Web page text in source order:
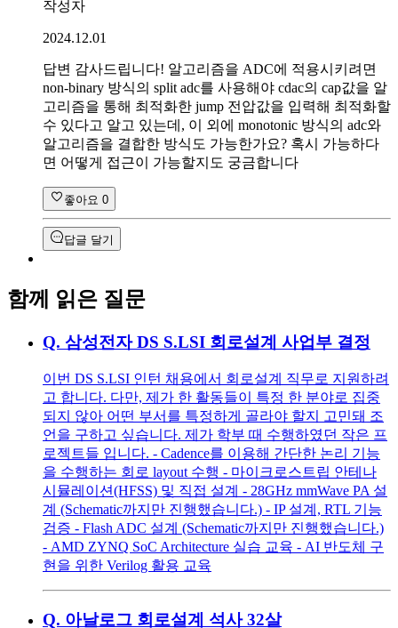
작성자
2024.12.01
답변 감사드립니다! 알고리즘을 ADC에 적용시키려면
non-binary 방식의 split adc를 사용해야 cdac의 cap값을 알
고리즘을 통해 최적화한 jump 전압값을 입력해 최적화할
수 있다고 알고 있는데, 이 외에 monotonic 방식의 adc와
알고리즘을 결합한 방식도 가능한가요? 혹시 가능하다
면 어떻게 접근이 가능할지도 궁금합니다
좋아요 0
답글 달기
함께 읽은 질문
Q. 삼성전자 DS S.LSI 회로설계 사업부 결정
이번 DS S.LSI 인턴 채용에서 회로설계 직무로 지원하려
고 합니다. 다만, 제가 한 활동들이 특정 한 분야로 집중
되지 않아 어떤 부서를 특정하게 골라야 할지 고민돼 조
언을 구하고 싶습니다. 제가 학부 때 수행하였던 작은 프
로젝트들 입니다. - Cadence를 이용해 간단한 논리 기능
을 수행하는 회로 layout 수행 - 마이크로스트립 안테나
시뮬레이션(HFSS) 및 직접 설계 - 28GHz mmWave PA 설
계 (Schematic까지만 진행했습니다.) - IP 설계, RTL 기능
검증 - Flash ADC 설계 (Schematic까지만 진행했습니다.)
- AMD ZYNQ SoC Architecture 실습 교육 - AI 반도체 구
현을 위한 Verilog 활용 교육
Q. 아날로그 회로설계 석사 32살